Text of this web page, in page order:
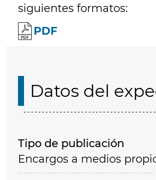
siguientes formatos:
PDF
Datos del
Tipo de publicación
Encargos a medios